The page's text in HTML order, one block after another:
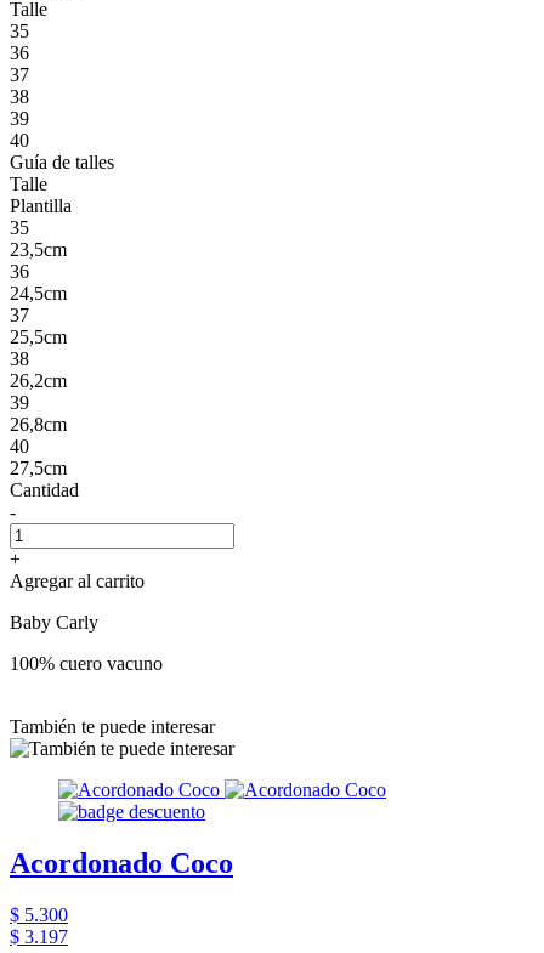
Talle
35
36
37
38
39
40
Guía de talles
Talle
Plantilla
35
23,5cm
36
24,5cm
37
25,5cm
38
26,2cm
39
26,8cm
40
27,5cm
Cantidad
-
+
Agregar al carrito
Baby Carly
100% cuero vacuno
También te puede interesar
Acordonado Coco
$ 5.300
$ 3.197